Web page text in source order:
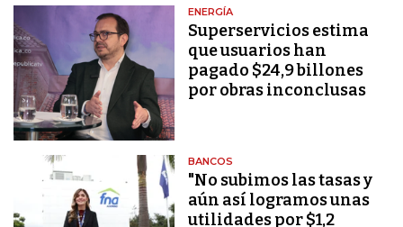
ENERGÍA
Superservicios estima
que usuarios han
pagado $24,9 billones
por obras inconclusas
BANCOS
"No subimos las tasas y
aún así logramos unas
utilidades por $1,2